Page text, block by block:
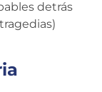
detrás